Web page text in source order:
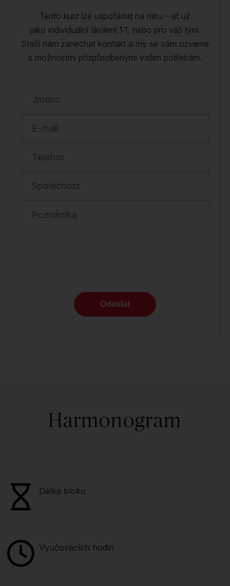
Tento kurz lze uspořádat na míru – ať už
jako individuální školení 1:1, nebo pro váš tým.
Stačí nám zanechat kontakt a my se vám ozveme
s možnostmi přizpůsobenými vašim potřebám.
Jméno
E-mail
Telefon
Společnost
Poznámka
Odeslat
Harmonogram
Délka bloku
Vyučovacích hodin